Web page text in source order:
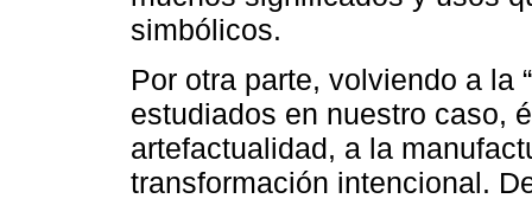
simbólicos.
Por otra parte, volviendo a la
estudiados en nuestro caso,
artefactualidad, a la
transformación intencional.